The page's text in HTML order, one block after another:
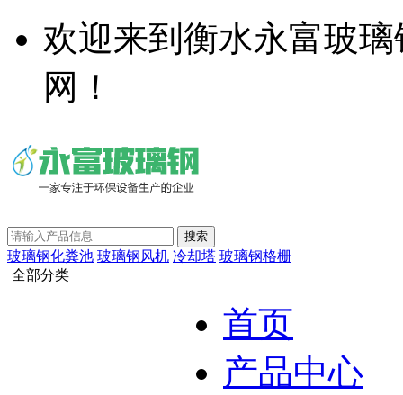
欢迎来到衡水永富玻
网！
玻璃钢化粪池 玻璃钢风机 冷却塔 玻璃钢格栅
全部分类
首页
产品中心